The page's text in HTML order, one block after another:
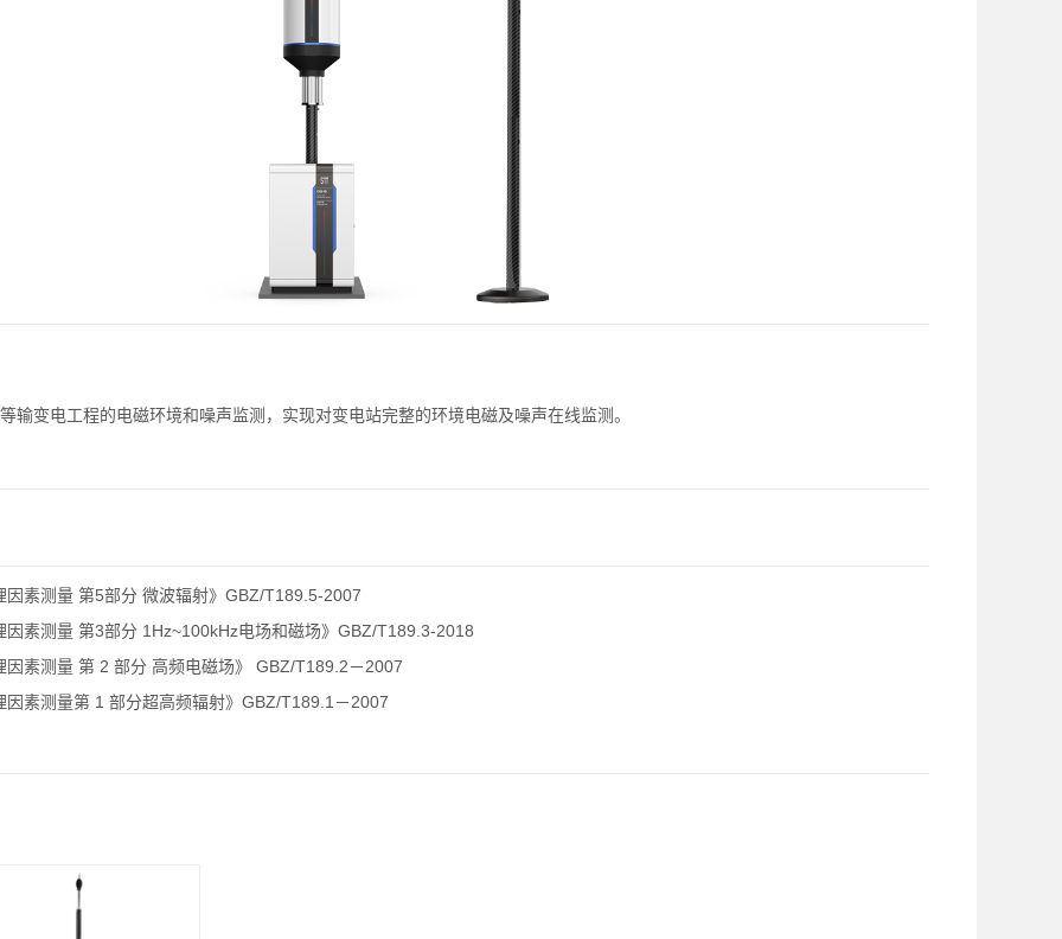
输变电工程的电磁环境和噪声监测，实现对变电站完整的环境电磁及噪声在线监测。
因素测量 第5部分 微波辐射》GBZ/T189.5-2007
因素测量 第3部分 1Hz~100kHz电场和磁场》GBZ/T189.3-2018
因素测量 第 2 部分 高频电磁场》 GBZ/T189.2－2007
因素测量第 1 部分超高频辐射》GBZ/T189.1－2007